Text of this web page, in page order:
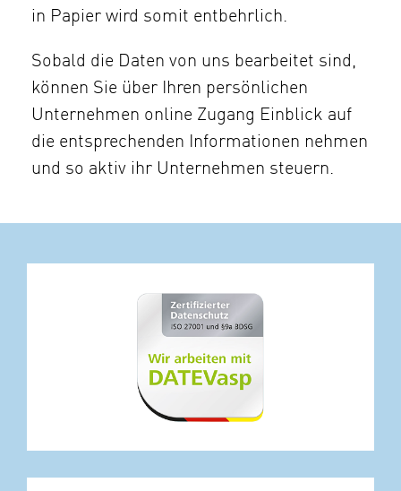
in Papier wird somit entbehrlich.
Sobald die Daten von uns bearbeitet sind,
können Sie über Ihren persönlichen
Unternehmen online Zugang Einblick auf
die entsprechenden Informationen nehmen
und so aktiv ihr Unternehmen steuern.